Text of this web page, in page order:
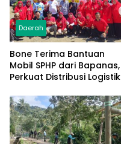
Daerah
Bone Terima Bantuan
Mobil SPHP dari Bapanas,
Perkuat Distribusi Logistik